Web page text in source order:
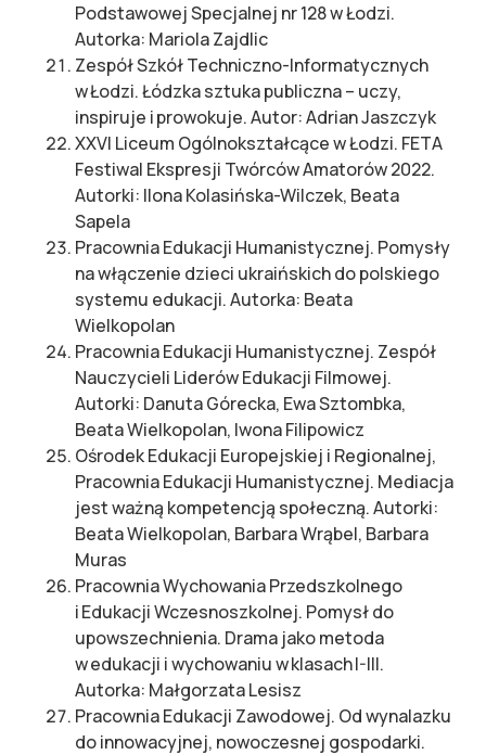
Podstawowej Specjalnej nr 128 w Łodzi.
Autorka: Mariola Zajdlic
Zespół Szkół Techniczno-Informatycznych
w Łodzi. Łódzka sztuka publiczna – uczy,
inspiruje i prowokuje. Autor: Adrian Jaszczyk
XXVI Liceum Ogólnokształcące w Łodzi. FETA
Festiwal Ekspresji Twórców Amatorów 2022.
Autorki: Ilona Kolasińska-Wilczek, Beata
Sapela
Pracownia Edukacji Humanistycznej. Pomysły
na włączenie dzieci ukraińskich do polskiego
systemu edukacji. Autorka: Beata
Wielkopolan
Pracownia Edukacji Humanistycznej. Zespół
Nauczycieli Liderów Edukacji Filmowej.
Autorki: Danuta Górecka, Ewa Sztombka,
Beata Wielkopolan, Iwona Filipowicz
Ośrodek Edukacji Europejskiej i Regionalnej,
Pracownia Edukacji Humanistycznej. Mediacja
jest ważną kompetencją społeczną. Autorki:
Beata Wielkopolan, Barbara Wrąbel, Barbara
Muras
Pracownia Wychowania Przedszkolnego
i Edukacji Wczesnoszkolnej. Pomysł do
upowszechnienia. Drama jako metoda
w edukacji i wychowaniu w klasach I-III.
Autorka: Małgorzata Lesisz
Pracownia Edukacji Zawodowej. Od wynalazku
do innowacyjnej, nowoczesnej gospodarki.